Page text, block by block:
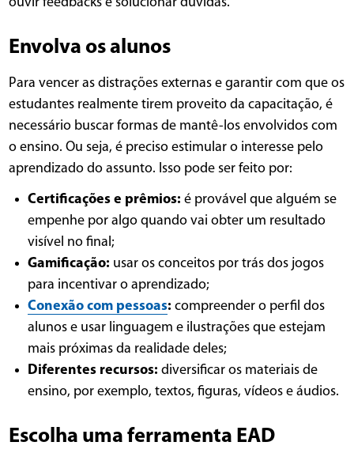
Envolva os alunos
Para vencer as distrações externas e garantir com que os
estudantes realmente tirem proveito da capacitação, é
necessário buscar formas de mantê-los envolvidos com
o ensino. Ou seja, é preciso estimular o interesse pelo
aprendizado do assunto. Isso pode ser feito por:
Certificações e prêmios: é provável que alguém se
empenhe por algo quando vai obter um resultado
visível no final;
Gamificação: usar os conceitos por trás dos jogos
para incentivar o aprendizado;
Conexão com pessoas: compreender o perfil dos
alunos e usar linguagem e ilustrações que estejam
mais próximas da realidade deles;
Diferentes recursos:diversificar os materiais de
ensino, por exemplo, textos, figuras, vídeos e áudios.
Escolha uma ferramenta EAD